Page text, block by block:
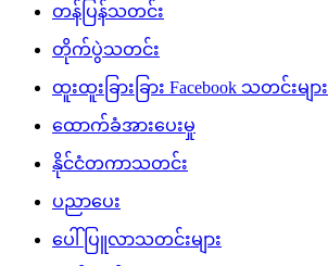
တန်ပြန်သတင်း
တိုက်ပွဲသတင်း
ထူးထူးခြားခြား Facebook သတင်းများ
ထောက်ခံအားပေးမှု
နိုင်ငံတကာသတင်း
ပညာပေး
ပေါ်ပြူလာသတင်းများ